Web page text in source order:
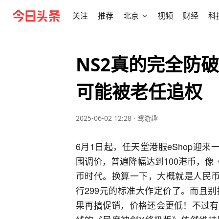
关注 推荐 北京 视频 财经 科
NS2真的完全防
可能被老任追权
2025-06-02 12:28 · 鹭游趣
6月1日起，任天堂港服eShop迎来
围调价，普遍降幅达到100港币，
币时代。换算一下，大概就是人
行299元的标准大作定价了。而且
果再搞促销，价格还会更低！不过